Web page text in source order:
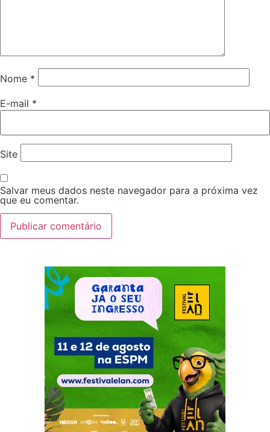
Nome *
E-mail *
Site
Salvar meus dados neste navegador para a próxima vez
que eu comentar.